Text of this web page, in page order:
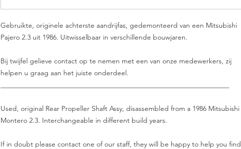
Gebruikte, originele achterste aandrijfas, gedemonteerd van een Mitsubishi
Pajero 2.3 uit 1986. Uitwisselbaar in verschillende bouwjaren.
Bij twijfel gelieve contact op te nemen met een van onze medewerkers, zij
helpen u graag aan het juiste onderdeel.
Used, original Rear Propeller Shaft Assy, disassembled from a 1986 Mitsubishi
Montero 2.3. Interchangeable in different build years.
If in doubt please contact one of our staff, they will be happy to help you find